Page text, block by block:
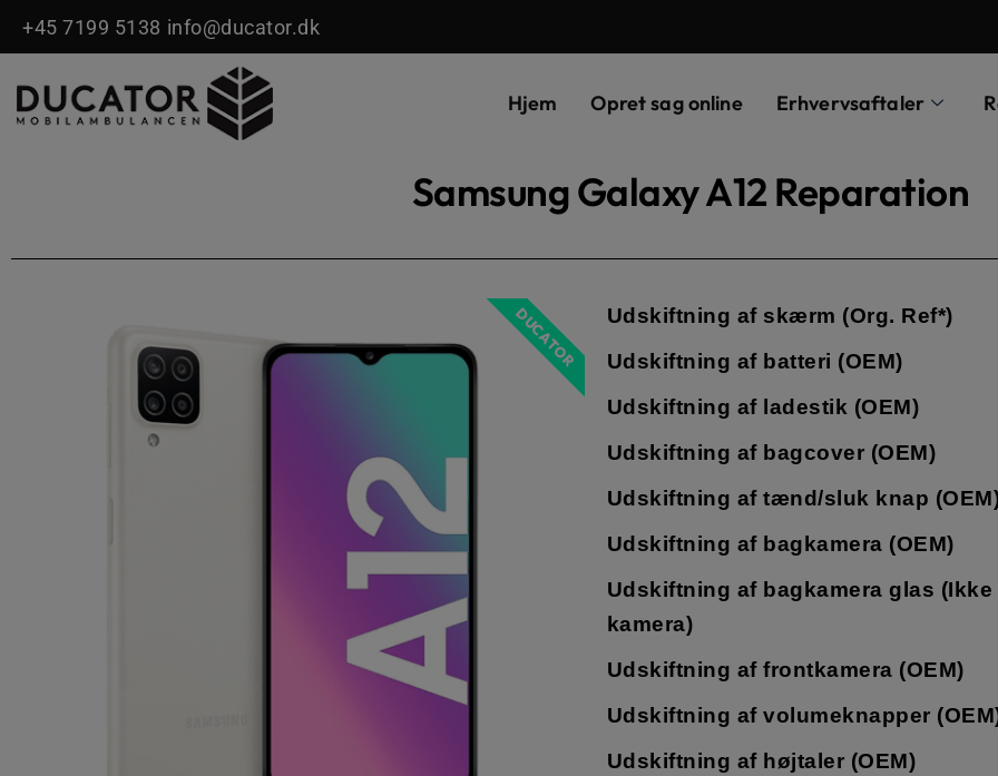
til
indholdet
+45 7199 5138 info@ducator.dk
Hjem Opret sag online Erhvervsaftaler
Samsung Galaxy A12 Reparation
DUCATOR Udskiftning af skærm (Org. Ref*)
Udskiftning af batteri (OEM)
Udskiftning af ladestik (OEM)
Udskiftning af bagcover (OEM)
Udskiftning af tænd/sluk knap
Udskiftning af bagkamera (OEM)
Udskiftning af bagkamera glas (Ikke
kamera)
Udskiftning af frontkamera (OEM)
Udskiftning af volumeknapper
Udskiftning af højtaler (OEM)